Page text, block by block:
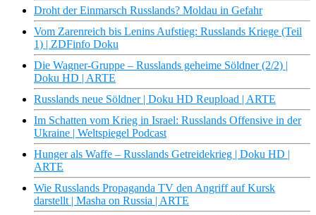
Droht der Einmarsch Russlands? Moldau in Gefahr
Vom Zarenreich bis Lenins Aufstieg: Russlands Kriege (Teil
1) | ZDFinfo Doku
Die Wagner-Gruppe – Russlands geheime Söldner (2/2) |
Doku HD | ARTE
Russlands neue Söldner | Doku HD Reupload | ARTE
Im Schatten vom Krieg in Israel: Russlands Offensive in der
Ukraine | Weltspiegel Podcast
Hunger als Waffe – Russlands Getreidekrieg | Doku HD |
ARTE
Wie Russlands Propaganda TV den Angriff auf Kursk
darstellt | Masha on Russia | ARTE